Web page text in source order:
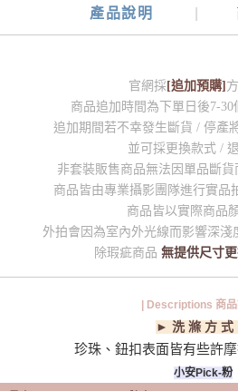
產品說明
官網採 [追加預購]
商品追加時間為下單日後7-30
追加期間若不幸發生斷貨 / 停產
並可採更換款式 /
非套裝販售商品無法因單品斷
商品皆由專業攝影團隊進行實品
商品皆以實際商品
外拍會因為室內外光線而影響深淺
除瑕疵商品 無提供尺寸
| Descriptions 商品
► 洗 滌 方 式
珍珠、鈕扣表面皆有些許
小安Pick-粉